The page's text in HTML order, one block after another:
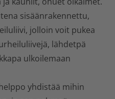
sisäänrakennettu,
jolloin voit pukea
lähdetpä
ulkoilemaan
yhdistää mihin